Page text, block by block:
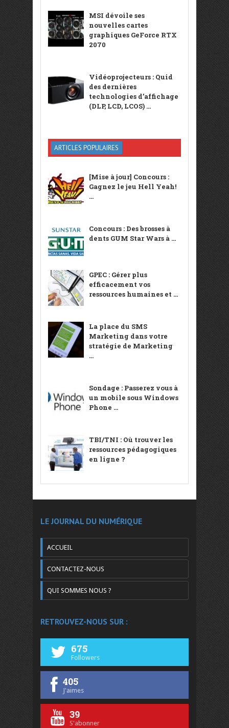
MSI dévoile ses
nouvelles cartes
graphiques GeForce RTX
2070
Vidéoprojecteurs : Quid
des dernières
technologies d’affichage
(DLP, LCD, LCOS) ...
ARTICLES POPULAIRES
[Mise à jour] Concours :
Gagnez le jeu Hell Yeah!
...
Concours : Des brosses à
dents GUM Star Wars à ...
GPEC : Gérer plus
efficacement vos
ressources humaines et ...
La place du SMS
Marketing dans votre
stratégie de Marketing
...
Sondage : Passerez vous à
un mobile sous Windows
Phone ...
TBI/TNI : Où trouver les
ressources pédagogiques
en ligne ?
LE JOURNAL DU NUMÉRIQUE
ACCUEIL
CONTACTEZ-NOUS
QUI SOMMES NOUS ?
RETROUVEZ-NOUS SUR :
675
Followers
405
J'aimes
39
S'abonner